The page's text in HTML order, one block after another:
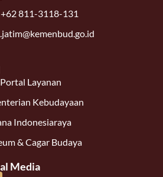
+62 811-3118-131
Portal Layanan
Kebudayaan
Indonesiaraya
& Cagar Budaya
Media